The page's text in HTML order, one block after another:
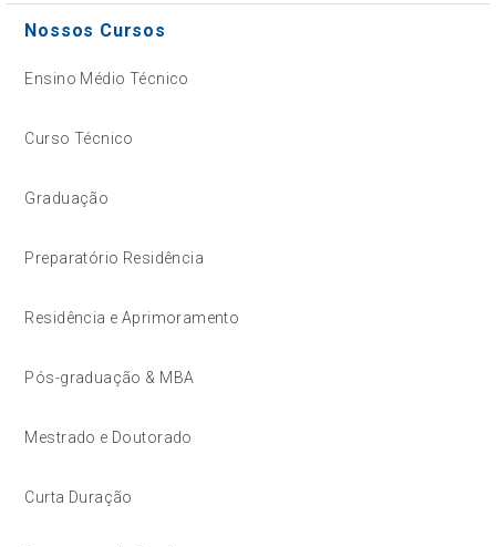
Nossos Cursos
Ensino Médio Técnico
Curso Técnico
Graduação
Preparatório Residência
Residência e Aprimoramento
Pós-graduação & MBA
Mestrado e Doutorado
Curta Duração